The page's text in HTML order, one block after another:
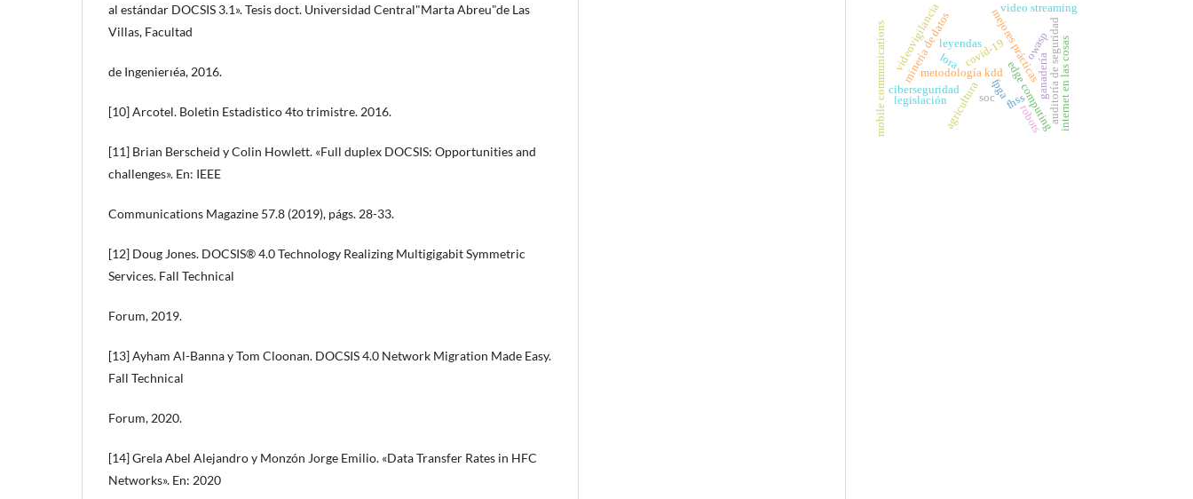
al estándar DOCSIS 3.1». Tesis doct. Universidad Central"Marta Abreu"de Las
Villas, Facultad
de Ingenierıéa, 2016.
[10] Arcotel. Boletin Estadistico 4to trimistre. 2016.
[11] Brian Berscheid y Colin Howlett. «Full duplex DOCSIS: Opportunities and
challenges». En: IEEE
Communications Magazine 57.8 (2019), págs. 28-33.
[12] Doug Jones. DOCSIS® 4.0 Technology Realizing Multigigabit Symmetric
Services. Fall Technical
Forum, 2019.
[13] Ayham Al-Banna y Tom Cloonan. DOCSIS 4.0 Network Migration Made Easy.
Fall Technical
Forum, 2020.
[14] Grela Abel Alejandro y Monzón Jorge Emilio. «Data Transfer Rates in HFC
Networks». En: 2020
covid-19
minería de datos
metodología kdd edge computing
mejores prácticas
videovigilancia
agricultura
ciberseguridad
owaspauditoría de seguridad
fhss
fpga
soc
leyendas internet en las cosas
lora ganadería
mobile communications
video streaming
legislación
robots